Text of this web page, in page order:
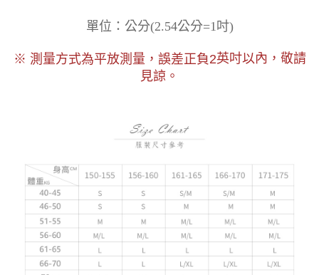
單位：公分(2.54公分=1吋)
※ 測量方式為平放測量，誤差正負2英吋以內，敬請
見諒。